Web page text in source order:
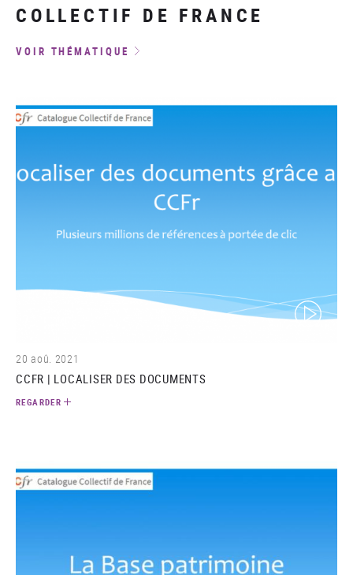
COLLECTIF DE FRANCE
VOIR THÉMATIQUE
(video)
20 aoû. 2021
CCFR | LOCALISER DES DOCUMENTS
REGARDER